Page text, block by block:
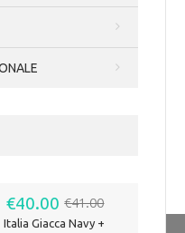
€40.00 €41.00
Italia Giacca Navy +